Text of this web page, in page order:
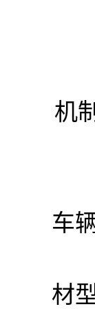
机
车
材